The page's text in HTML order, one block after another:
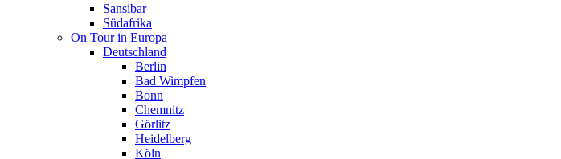
Sansibar
Südafrika
On Tour in Europa
Deutschland
Berlin
Bad Wimpfen
Bonn
Chemnitz
Görlitz
Heidelberg
Köln